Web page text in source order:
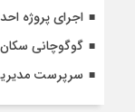
اجرای پروژه
گوگوچانی
سرپرست